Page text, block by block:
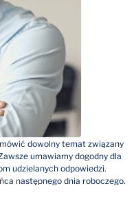
dowolny temat związany
umawiamy dogodny dla
udzielanych odpowiedzi.
następnego dnia roboczego.